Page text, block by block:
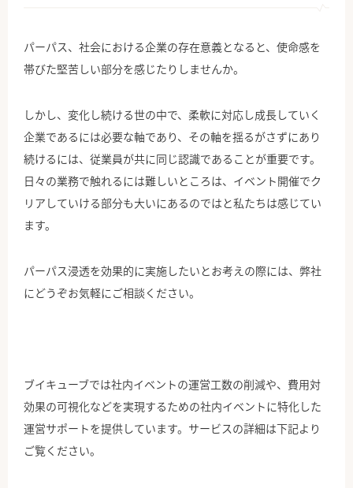
パーパス、社会における企業の存在意義となると、使命感を
帯びた堅苦しい部分を感じたりしませんか。
しかし、変化し続ける世の中で、柔軟に対応し成長していく
企業であるには必要な軸であり、その軸を揺るがさずにあり
続けるには、従業員が共に同じ認識であることが重要です。
日々の業務で触れるには難しいところは、イベント開催でク
リアしていける部分も大いにあるのではと私たちは感じてい
ます。
パーパス浸透を効果的に実施したいとお考えの際には、弊社
にどうぞお気軽にご相談ください。
ブイキューブでは社内イベントの運営工数の削減や、費用対
効果の可視化などを実現するための社内イベントに特化した
運営サポートを提供しています。サービスの詳細は下記より
ご覧ください。